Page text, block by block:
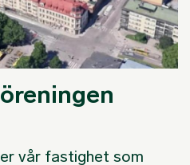
vår fastighet som